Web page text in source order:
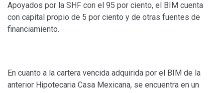
Apoyados por la SHF con el 95 por ciento, el BIM cuenta
con capital propio de 5 por ciento y de otras fuentes de
financiamiento.
En cuanto a la cartera vencida adquirida por el BIM de la
anterior Hipotecaria Casa Mexicana, se encuentra en un